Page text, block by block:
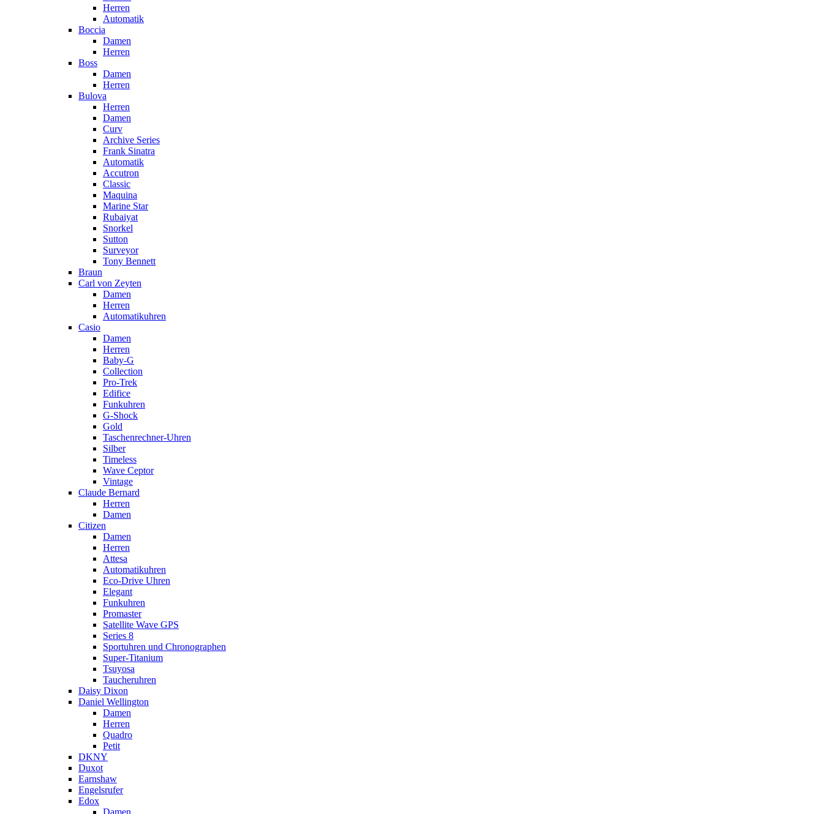
Herren
Automatik
Boccia
Damen
Herren
Boss
Damen
Herren
Bulova
Herren
Damen
Curv
Archive Series
Frank Sinatra
Automatik
Accutron
Classic
Maquina
Marine Star
Rubaiyat
Snorkel
Sutton
Surveyor
Tony Bennett
Braun
Carl von Zeyten
Damen
Herren
Automatikuhren
Casio
Damen
Herren
Baby-G
Collection
Pro-Trek
Edifice
Funkuhren
G-Shock
Gold
Taschenrechner-Uhren
Silber
Timeless
Wave Ceptor
Vintage
Claude Bernard
Herren
Damen
Citizen
Damen
Herren
Attesa
Automatikuhren
Eco-Drive Uhren
Elegant
Funkuhren
Promaster
Satellite Wave GPS
Series 8
Sportuhren und Chronographen
Super-Titanium
Tsuyosa
Taucheruhren
Daisy Dixon
Daniel Wellington
Damen
Herren
Quadro
Petit
DKNY
Duxot
Earnshaw
Engelsrufer
Edox
Damen